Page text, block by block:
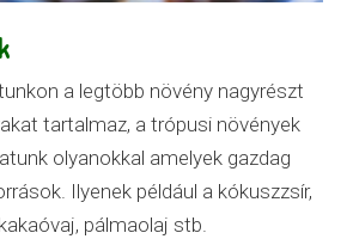
a legtöbb növény nagyrészt
tartalmaz, a trópusi növények
olyanokkal amelyek gazdag
Ilyenek például a kókuszzsír,
pálmaolaj stb.